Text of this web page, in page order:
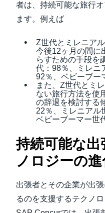
者は、持続可能な旅行
ます。例えば
Z世代とミレニア
今後12ヶ月の間に
らすための手段を
代：98％、ミレニ
92％、ベビーブー
また、Z世代とミ
ない旅行方法を使
の辞退を検討する
22％、ミレニアル
ベビーブーマー世
持続可能な
ノロジーの
出張者とその企業が出
るのを支援するテクノ